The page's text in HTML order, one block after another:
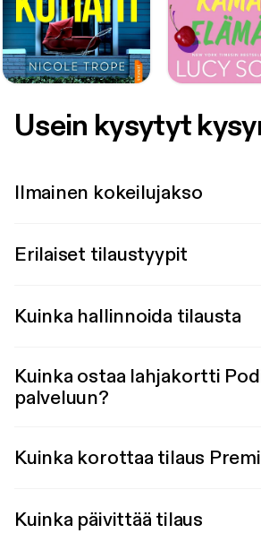
Usein kysytyt
Ilmainen kokeilujakso
Erilaiset tilaustyypit
Kuinka hallinnoida tilausta
Kuinka ostaa lahjakortti
palveluun?
Kuinka korottaa tilaus
Kuinka päivittää tilaus